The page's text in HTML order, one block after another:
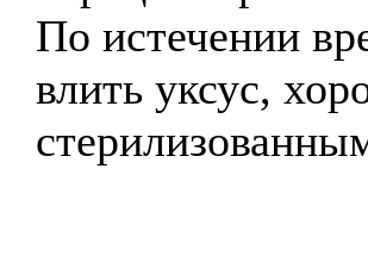
По истечении
влить уксус,